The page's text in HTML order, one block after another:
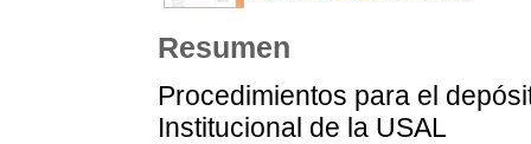
Resumen
Procedimientos para el
Institucional de la USAL